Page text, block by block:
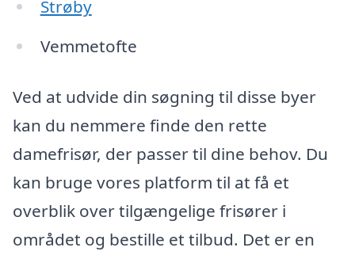
Strøby
Vemmetofte
Ved at udvide din søgning til disse byer
kan du nemmere finde den rette
damefrisør, der passer til dine behov. Du
kan bruge vores platform til at få et
overblik over tilgængelige frisører i
området og bestille et tilbud. Det er en